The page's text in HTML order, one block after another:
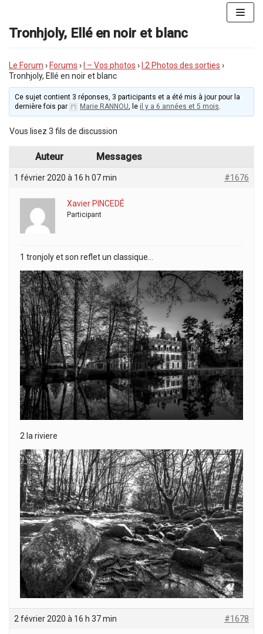
au
contenu
Tronhjoly, Ellé en noir et blanc
Le Forum › Forums › I – Vos photos › I.2 Photos des sorties ›
Tronhjoly, Ellé en noir et blanc
Ce sujet contient 3 réponses, 3 participants et a été mis à jour pour la
dernière fois par
Marie RANNOU, le il y a 6 années et 5 mois.
Vous lisez 3 fils de discussion
Auteur Messages
1 février 2020 à 16 h 07 min #1676
Xavier PINCEDÉ
Participant
1 tronjoly et son reflet un classique…
2 la riviere
2 février 2020 à 16 h 37 min #1678